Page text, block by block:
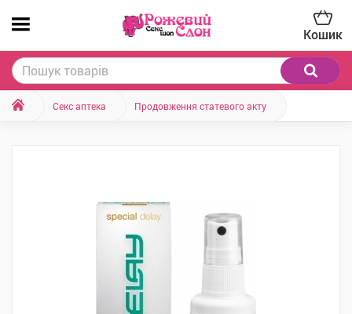
Кошик
Секс аптека Продовження статевого акту